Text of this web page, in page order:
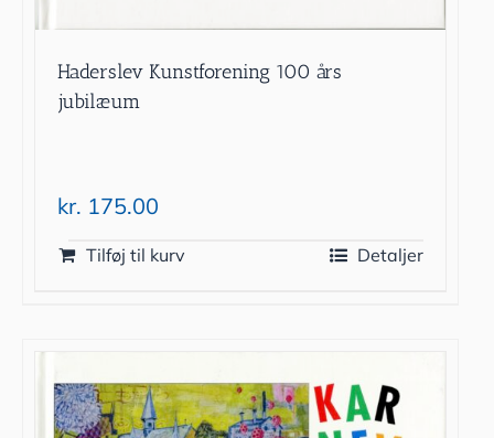
Haderslev Kunstforening 100 års
jubilæum
kr. 175.00
Tilføj til kurv Detaljer